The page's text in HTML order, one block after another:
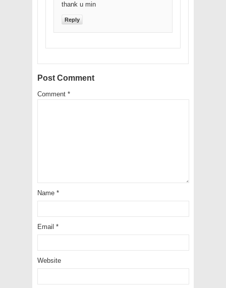
thank u min
Reply
Post Comment
Comment *
Name *
Email *
Website